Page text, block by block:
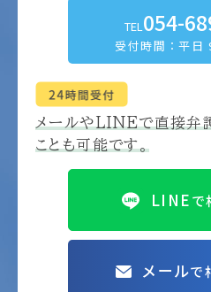
TEL054-
受付時間：平日
メールやLINEで直接弁
ことも可能です。
LINEで
メールで